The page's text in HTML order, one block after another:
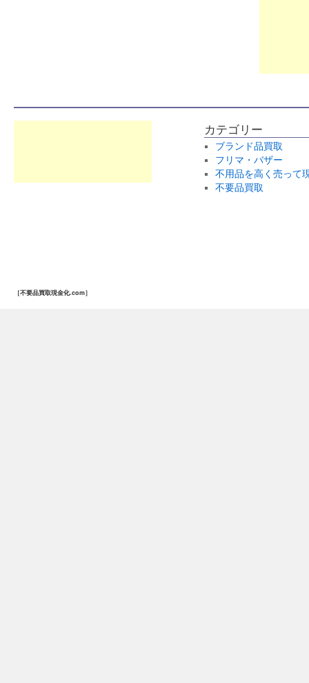
カテゴリー
ブランド品買取
フリマ・バザー
不用品を高く売って
不要品買取
［不要品買取現金化.com］